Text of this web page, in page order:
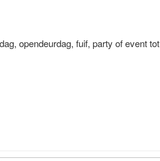
opendeurdag, fuif, party of event tot